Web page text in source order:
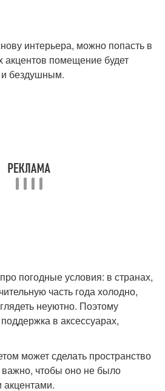
интерьера, можно попасть в
акцентов помещение будет
бездушным.
погодные условия: в странах,
часть года холодно,
неуютно. Поэтому
в аксессуарах,
может сделать пространство
чтобы оно не было